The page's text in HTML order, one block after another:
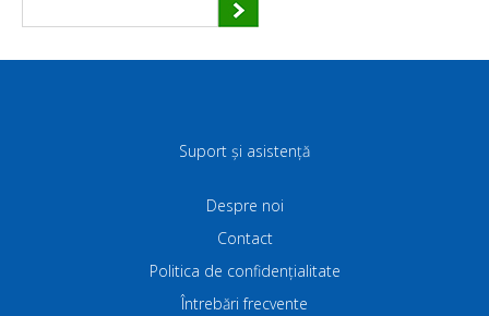
Suport și asistență
Despre noi
Contact
Politica de confidenţialitate
Întrebări frecvente